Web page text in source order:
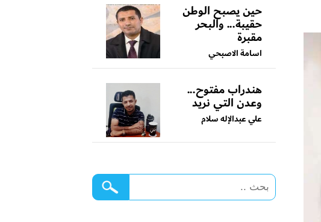
حين يصبح الوطن
حقيبة... والبحر
مقبرة
اسامة الاصبحي
هندراب مفتوح...
وعدن التي نريد
علي عبدالإله سلام